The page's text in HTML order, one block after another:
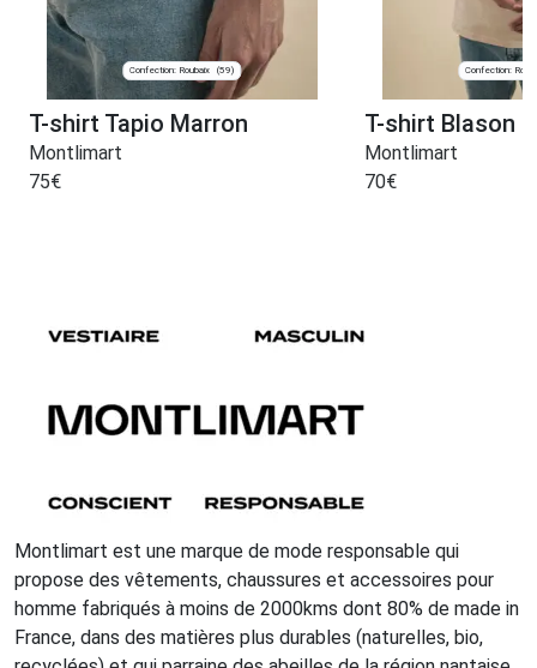
Confection: Roubaix (59)
T-shirt Tapio Marron
Montlimart
75€
Confection:
T-shirt Blason
Montlimart
70€
Montlimart est une marque de mode responsable qui
propose des vêtements, chaussures et accessoires pour
homme fabriqués à moins de 2000kms dont 80% de made in
France, dans des matières plus durables (naturelles, bio,